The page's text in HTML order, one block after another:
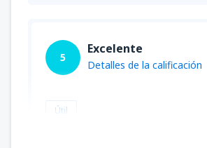
5
Excelente
Detalles de la calificación
Útil